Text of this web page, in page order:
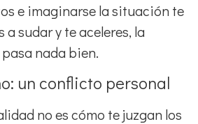
e imaginarse la situación te
sudar y te aceleres, la
nada bien.
un conflicto personal
no es cómo te juzgan los